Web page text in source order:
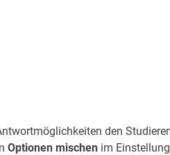
den
Optionen mischen im